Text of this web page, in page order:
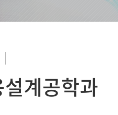
계공학과